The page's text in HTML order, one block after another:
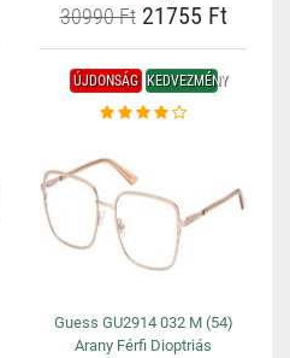
30990 Ft21755 Ft
ÚJDONSÁG KEDVEZMÉNY
Guess GU2914 032 M (54)
Arany Férfi Dioptriás